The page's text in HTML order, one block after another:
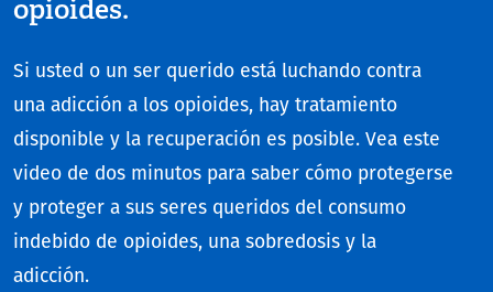
opioides.
Si usted o un ser querido está luchando contra
una adicción a los opioides, hay tratamiento
disponible y la recuperación es posible. Vea este
video de dos minutos para saber cómo protegerse
y proteger a sus seres queridos del consumo
indebido de opioides, una sobredosis y la
adicción.